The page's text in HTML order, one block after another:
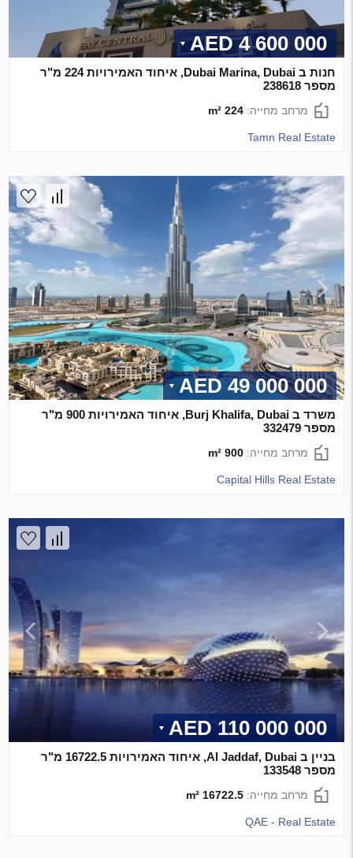
4 600 000 AED
חנות ב Dubai Marina, Dubai, איחוד האמירויות 224 מ"ר
מספר 238618
מרחב מחייה:224 m²
Tamn Real Estate
49 000 000 AED
משרד ב Burj Khalifa, Dubai, איחוד האמירויות 900 מ"ר
מספר 332479
מרחב מחייה:900 m²
Capital Hills Real Estate
110 000 000 AED
בניין ב Al Jaddaf, Dubai, איחוד האמירויות 16722.5 מ"ר
מספר 133548
מרחב מחייה:16722.5 m²
QAE - Real Estate